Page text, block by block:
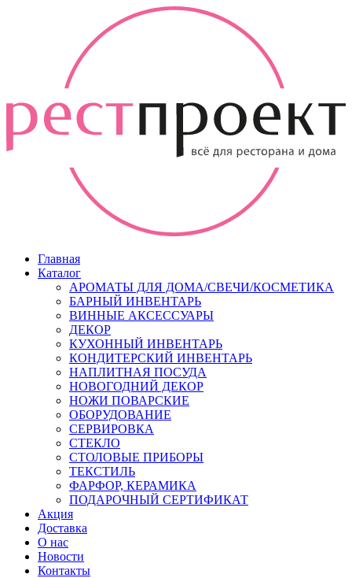
Главная
Каталог
АРОМАТЫ ДЛЯ ДОМА/СВЕЧИ/КОСМЕТИКА
БАРНЫЙ ИНВЕНТАРЬ
ВИННЫЕ АКСЕССУАРЫ
ДЕКОР
КУХОННЫЙ ИНВЕНТАРЬ
КОНДИТЕРСКИЙ ИНВЕНТАРЬ
НАПЛИТНАЯ ПОСУДА
НОВОГОДНИЙ ДЕКОР
НОЖИ ПОВАРСКИЕ
ОБОРУДОВАНИЕ
СЕРВИРОВКА
СТЕКЛО
СТОЛОВЫЕ ПРИБОРЫ
ТЕКСТИЛЬ
ФАРФОР, КЕРАМИКА
ПОДАРОЧНЫЙ СЕРТИФИКАТ
Акция
Доставка
О нас
Новости
Контакты